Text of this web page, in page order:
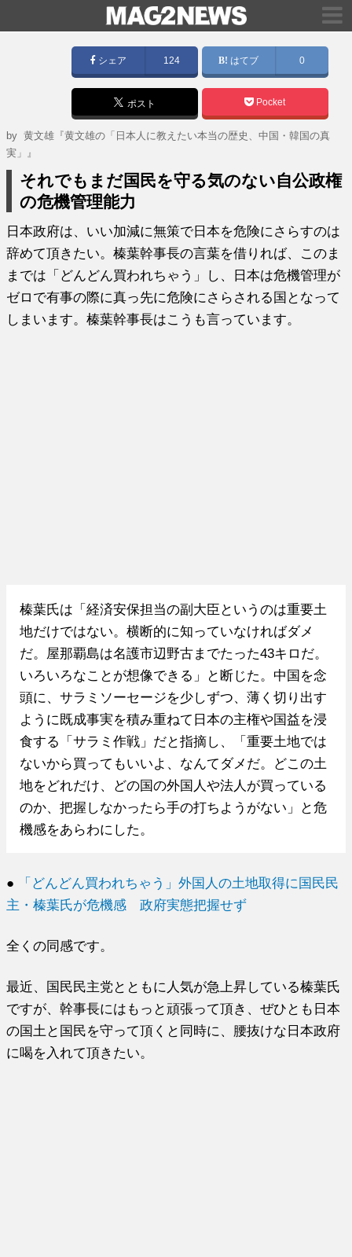
シェア 124 はてブ 0
ポスト Pocket
by黄文雄『黄文雄の「日本人に教えたい本当の歴史、中国・韓国の真
実」』
それでもまだ国民を守る気のない自公政権
の危機管理能力
日本政府は、いい加減に無策で日本を危険にさらすのは
辞めて頂きたい。榛葉幹事長の言葉を借りれば、このま
までは「どんどん買われちゃう」し、日本は危機管理が
ゼロで有事の際に真っ先に危険にさらされる国となって
しまいます。榛葉幹事長はこうも言っています。
榛葉氏は「経済安保担当の副大臣というのは重要土
地だけではない。横断的に知っていなければダメ
だ。屋那覇島は名護市辺野古までたった43キロだ。
いろいろなことが想像できる」と断じた。中国を念
頭に、サラミソーセージを少しずつ、薄く切り出す
ように既成事実を積み重ねて日本の主権や国益を浸
食する「サラミ作戦」だと指摘し、「重要土地では
ないから買ってもいいよ、なんてダメだ。どこの土
地をどれだけ、どの国の外国人や法人が買っている
のか、把握しなかったら手の打ちようがない」と危
機感をあらわにした。
●
「どんどん買われちゃう」外国人の土地取得に国民民
主・榛葉氏が危機感 政府実態把握せず
全くの同感です。
最近、国民民主党とともに人気が急上昇している榛葉氏
ですが、幹事長にはもっと頑張って頂き、ぜひとも日本
の国土と国民を守って頂くと同時に、腰抜けな日本政府
に喝を入れて頂きたい。